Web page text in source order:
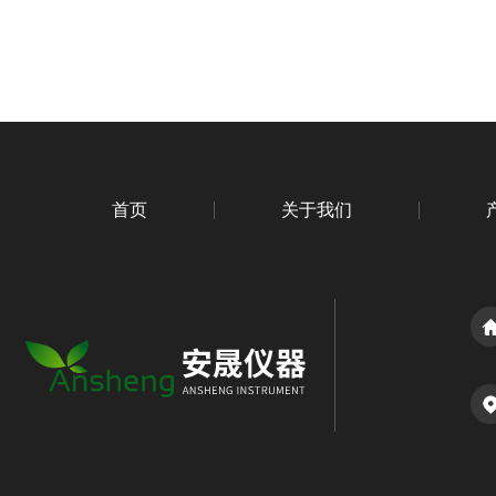
首页 关于我们